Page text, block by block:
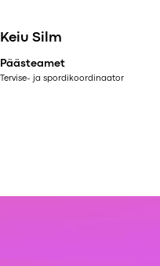
Keiu Silm
Päästeamet
Tervise- ja spordikoordinaator